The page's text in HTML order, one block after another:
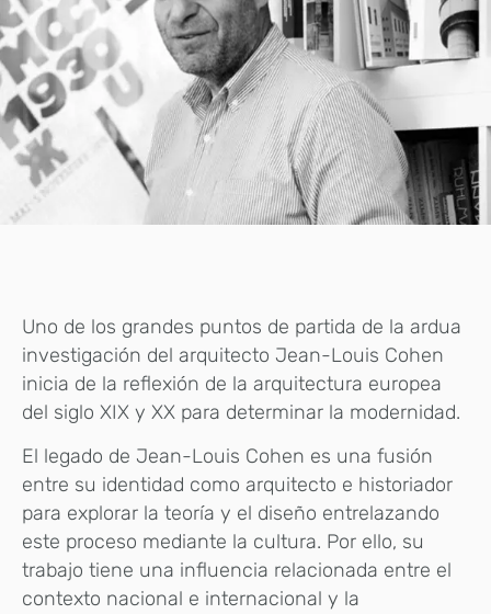
Uno de los grandes puntos de partida de la ardua
investigación del arquitecto Jean-Louis Cohen
inicia de la reflexión de la arquitectura europea
del siglo XIX y XX para determinar la modernidad.
El legado de Jean-Louis Cohen es una fusión
entre su identidad como arquitecto e historiador
para explorar la teoría y el diseño entrelazando
este proceso mediante la cultura. Por ello, su
trabajo tiene una influencia relacionada entre el
contexto nacional e internacional y la